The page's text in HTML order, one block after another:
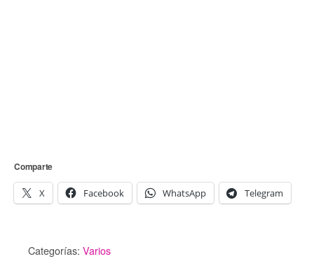
Comparte
X Facebook WhatsApp Telegram
Categorías: Varios